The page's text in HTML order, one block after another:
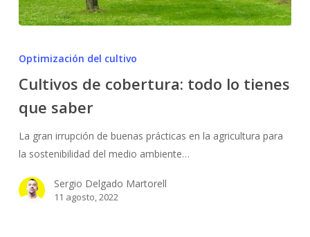
todo
lo
que
saber
Optimización del cultivo
Cultivos de cobertura: todo lo tienes
que saber
La gran irrupción de buenas prácticas en la agricultura para
la sostenibilidad del medio ambiente…
Sergio Delgado Martorell
11 agosto, 2022